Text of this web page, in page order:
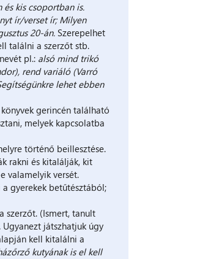
kis csoportban is.
ír/verset ír; Milyen
20-án. Szerepelhet
találni a szerzőt stb.
pl.: alsó mind trikó
rend variáló (Varró
lehet ebben
gerincén található
melyek kapcsolatba
történő beillesztése.
rakni és kitalálják, kit
valamelyik versét.
gyerekek betűtésztából;
szerzőt. (Ismert, tanult
. Ugyanezt játszhatjuk úgy
kell kitalálni a
kutyának is el kell